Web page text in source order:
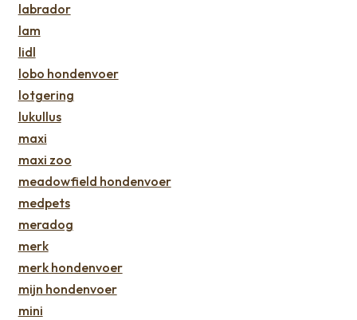
labrador
lam
lidl
lobo hondenvoer
lotgering
lukullus
maxi
maxi zoo
meadowfield hondenvoer
medpets
meradog
merk
merk hondenvoer
mijn hondenvoer
mini